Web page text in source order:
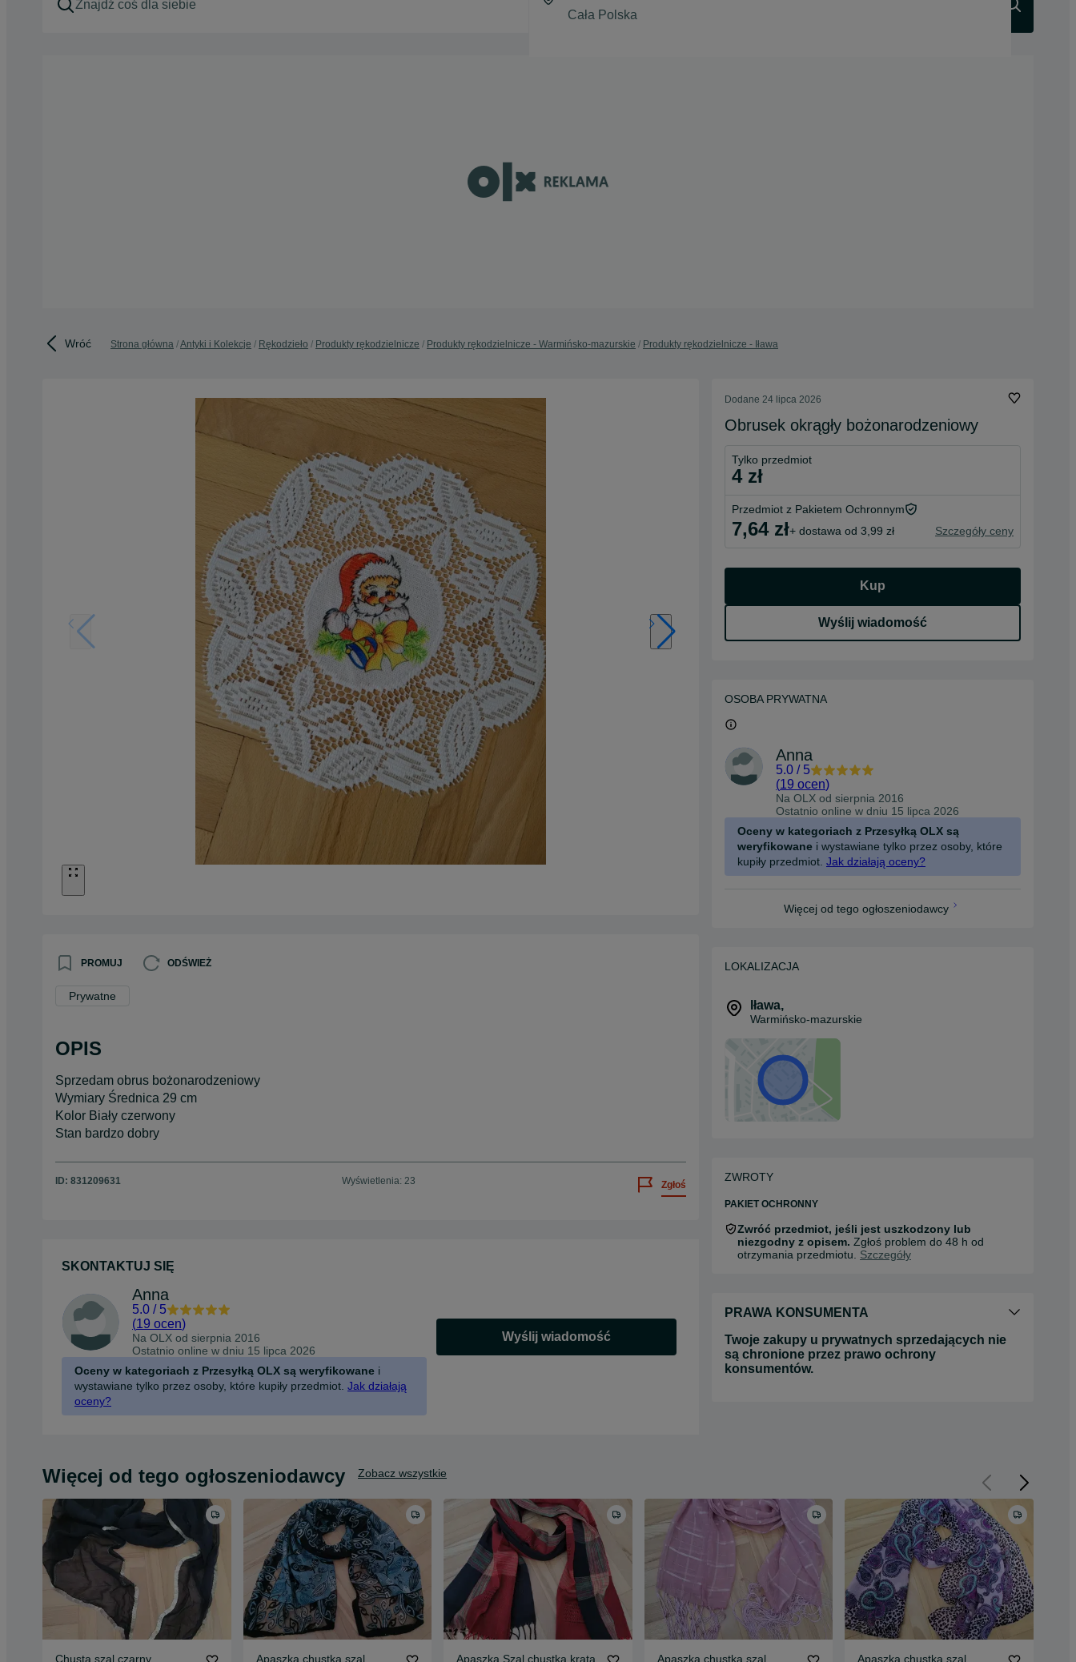
Wróć Strona główna Antyki i Kolekcje Rękodzieło Produkty rękodzielnicze Produkty rękodzielnicze - Warmińsko-mazurskie Produkty rękodzielnicze - Iława
PROMUJ ODŚWIEŻ
Prywatne
OPIS
Sprzedam obrus bożonarodzeniowy
Wymiary Średnica 29 cm
Kolor Biały czerwony
Stan bardzo dobry
ID: 831209631 Wyświetlenia: 23 Zgłoś
SKONTAKTUJ SIĘ
Anna
5.0 / 5
(19 ocen)
Na OLX od sierpnia 2016
Ostatnio online w dniu 15 lipca 2026
Oceny w kategoriach z Przesyłką OLX są weryfikowane i
wystawiane tylko przez osoby, które kupiły przedmiot. Jak działają
oceny?
Wyślij wiadomość
Dodane 24 lipca 2026
Obrusek okrągły bożonarodzeniowy
Tylko przedmiot
4 zł
Przedmiot z Pakietem Ochronnym
7,64 zł+ dostawa od 3,99 zł Szczegóły ceny
Kup
Wyślij wiadomość
OSOBA PRYWATNA
Anna
5.0 / 5
(19 ocen)
Na OLX od sierpnia 2016
Ostatnio online w dniu 15 lipca 2026
Oceny w kategoriach z Przesyłką OLX są
weryfikowane i wystawiane tylko przez osoby, które
kupiły przedmiot. Jak działają oceny?
Więcej od tego ogłoszeniodawcy
LOKALIZACJA
Iława,
Warmińsko-mazurskie
ZWROTY
PAKIET OCHRONNY
Zwróć przedmiot, jeśli jest uszkodzony lub
niezgodny z opisem. Zgłoś problem do 48 h od
otrzymania przedmiotu. Szczegóły
PRAWA KONSUMENTA
Twoje zakupy u prywatnych sprzedających nie
są chronione przez prawo ochrony
konsumentów.
Więcej od tego ogłoszeniodawcy Zobacz wszystkie
Chusta szal czarny
Apaszka chustka szal
Apaszka Szal chustka krata
Apaszka chustka szal
Apaszka chustka szal